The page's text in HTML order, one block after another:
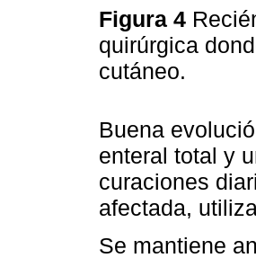
Figura 4
quirúrgica
cutáneo.
Buena
enteral total y
curaciones
afectada,
Se mantiene